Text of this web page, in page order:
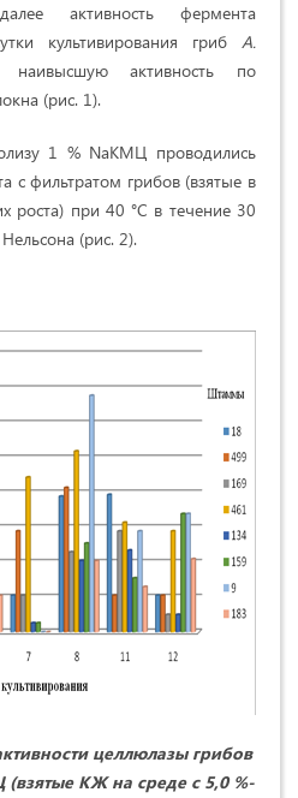
активность фермента
культивирования гриб A.
наивысшую активность по
(рис. 1).
1 % NaКМЦ проводились
с фильтратом грибов (взятые в
роста) при 40 °С в течение 30
(рис. 2).
целлюлазы грибов
КЖ на среде с 5,0 %-